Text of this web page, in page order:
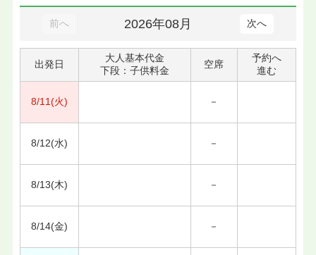
前へ 2026年08月 次へ
出発日
大人基本代金
下段：子供料金
空席
予約へ
進む
8/11(火) －
8/12(水) －
8/13(木) －
8/14(金) －